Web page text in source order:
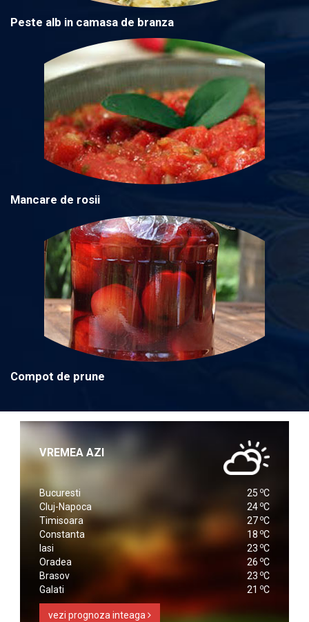
Peste alb in camasa de branza
Mancare de rosii
Compot de prune
VREMEA AZI
Bucuresti 25 oC
Cluj-Napoca
24 oC
Timisoara
27 oC
Constanta
18 oC
Iasi
23 oC
Oradea
26 oC
Brasov
23 oC
Galati
21 oC
vezi prognoza inteaga